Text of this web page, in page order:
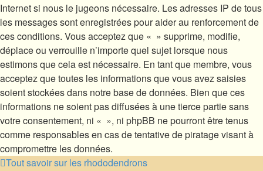
Internet si nous le jugeons nécessaire. Les adresses IP de tous
les messages sont enregistrées pour aider au renforcement de
ces conditions. Vous acceptez que « » supprime, modifie,
déplace ou verrouille n’importe quel sujet lorsque nous
estimons que cela est nécessaire. En tant que membre, vous
acceptez que toutes les informations que vous avez saisies
soient stockées dans notre base de données. Bien que ces
informations ne soient pas diffusées à une tierce partie sans
votre consentement, ni « », ni phpBB ne pourront être tenus
comme responsables en cas de tentative de piratage visant à
compromettre les données.
Tout savoir sur les rhododendrons